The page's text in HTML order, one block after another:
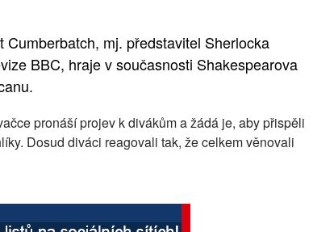
mj. představitel Sherlocka
BBC, hraje v současnosti Shakespearova
pronáší projev k divákům a žádá je, aby přispěli
Dosud diváci reagovali tak, že celkem věnovali